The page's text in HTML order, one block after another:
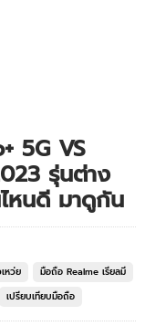
5G VS
รุ่นต่าง
หนดี มาดูกัน
หว่ย
มือถือ Realme เรียลมี
เปรียบเทียบมือถือ